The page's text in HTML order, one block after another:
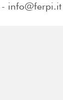
info@ferpi.it